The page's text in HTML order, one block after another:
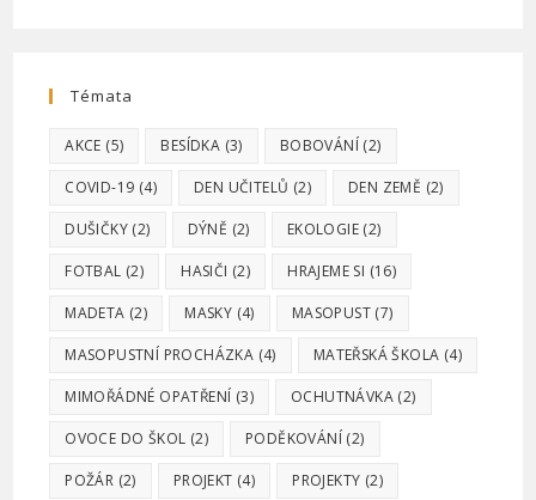
Témata
AKCE (5) BESÍDKA (3) BOBOVÁNÍ (2)
COVID-19 (4) DEN UČITELŮ (2) DEN ZEMĚ (2)
DUŠIČKY (2) DÝNĚ (2) EKOLOGIE (2)
FOTBAL (2) HASIČI (2) HRAJEME SI (16)
MADETA (2) MASKY (4) MASOPUST (7)
MASOPUSTNÍ PROCHÁZKA (4) MATEŘSKÁ ŠKOLA (4)
MIMOŘÁDNÉ OPATŘENÍ (3) OCHUTNÁVKA (2)
OVOCE DO ŠKOL (2) PODĚKOVÁNÍ (2)
POŽÁR (2) PROJEKT (4) PROJEKTY (2)